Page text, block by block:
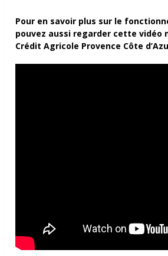
Pour en savoir plus sur le
pouvez aussi regarder cette vidéo
Crédit Agricole Provence Côte